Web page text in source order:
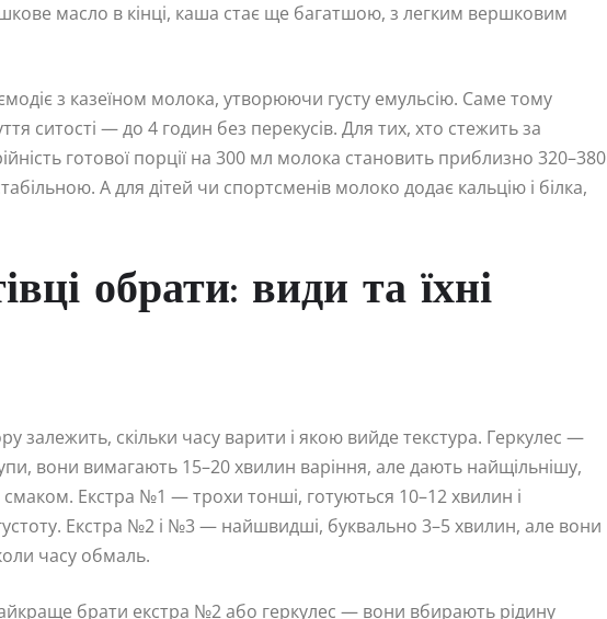
масло в кінці, каша стає ще багатшою, з легким вершковим
з казеїном молока, утворюючи густу емульсію. Саме тому
ситості — до 4 годин без перекусів. Для тих, хто стежить за
готової порції на 300 мл молока становить приблизно 320–380
А для дітей чи спортсменів молоко додає кальцію і білка,
обрати: види та їхні
залежить, скільки часу варити і якою вийде текстура. Геркулес —
вони вимагають 15–20 хвилин варіння, але дають найщільнішу,
Екстра №1 — трохи тонші, готуються 10–12 хвилин і
Екстра №2 і №3 — найшвидші, буквально 3–5 хвилин, але вони
часу обмаль.
брати екстра №2 або геркулес — вони вбирають рідину